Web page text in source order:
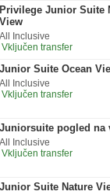
Privilege Junior Suite
View
All Inclusive
Vključen transfer
Junior Suite Ocean
All Inclusive
Vključen transfer
Juniorsuite pogled na
All Inclusive
Vključen transfer
Junior Suite Nature